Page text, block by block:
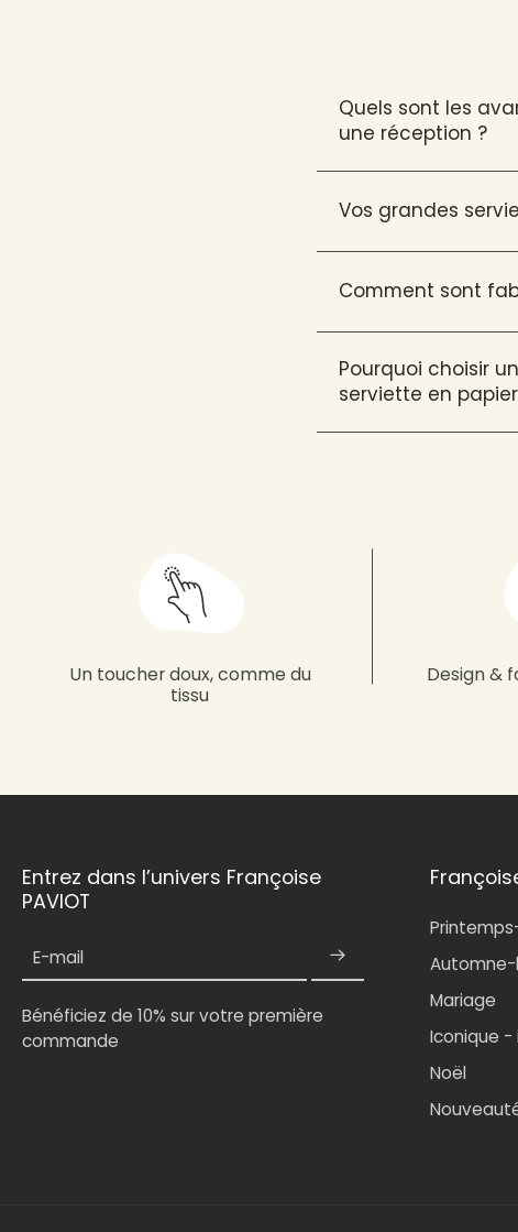
Quels sont les
une réception ?
Vos grandes
Comment sont
Pourquoi choisir
serviette en
Un toucher doux, comme du
tissu
Design &
Entrez dans l’univers Françoise
PAVIOT
E-mail
Bénéficiez de 10% sur votre première
commande
Mariage
Iconique
Noël